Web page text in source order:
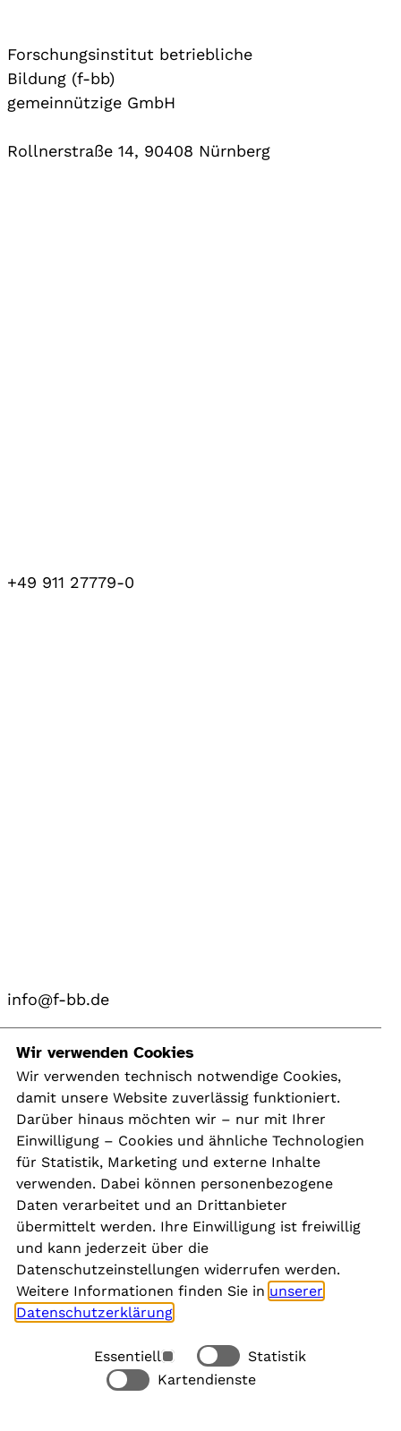
Forschungsinstitut betriebliche
Bildung (f-bb)
gemeinnützige GmbH
Rollnerstraße 14, 90408 Nürnberg
+49 911 27779-0
info@f-bb.de
Navigation
Kontakt
Presse
Aktuelles
Karriere
Newsletter
Social Media
Rechtliches
Wir verwenden Cookies
Wir verwenden technisch notwendige Cookies,
damit unsere Website zuverlässig funktioniert.
Darüber hinaus möchten wir – nur mit Ihrer
Einwilligung – Cookies und ähnliche Technologien
für Statistik, Marketing und externe Inhalte
verwenden. Dabei können personenbezogene
Daten verarbeitet und an Drittanbieter
übermittelt werden. Ihre Einwilligung ist freiwillig
und kann jederzeit über die
Datenschutzeinstellungen widerrufen werden.
Weitere Informationen finden Sie in unserer
Datenschutzerklärung
Essentiell
Statistik
Kartendienste